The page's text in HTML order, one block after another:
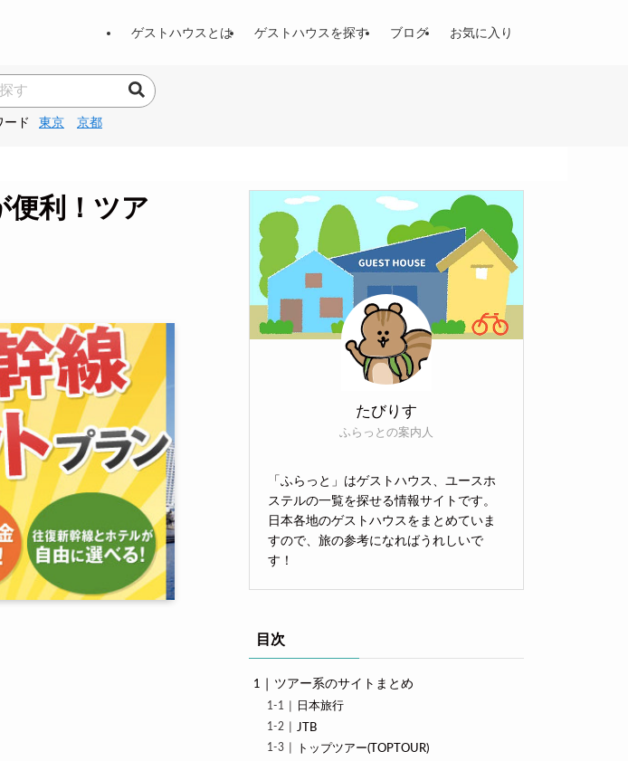
ゲストハウスとは ゲストハウスを探す ブログ お気に入り
ード 東京 京都
便利！ツア
たびりす
ふらっとの案内人
「ふらっと」はゲストハウス、ユースホ
ステルの一覧を探せる情報サイトです。
日本各地のゲストハウスをまとめていま
すので、旅の参考になればうれしいで
す！
目次
ツアー系のサイトまとめ
日本旅行
JTB
トップツアー(TOPTOUR)